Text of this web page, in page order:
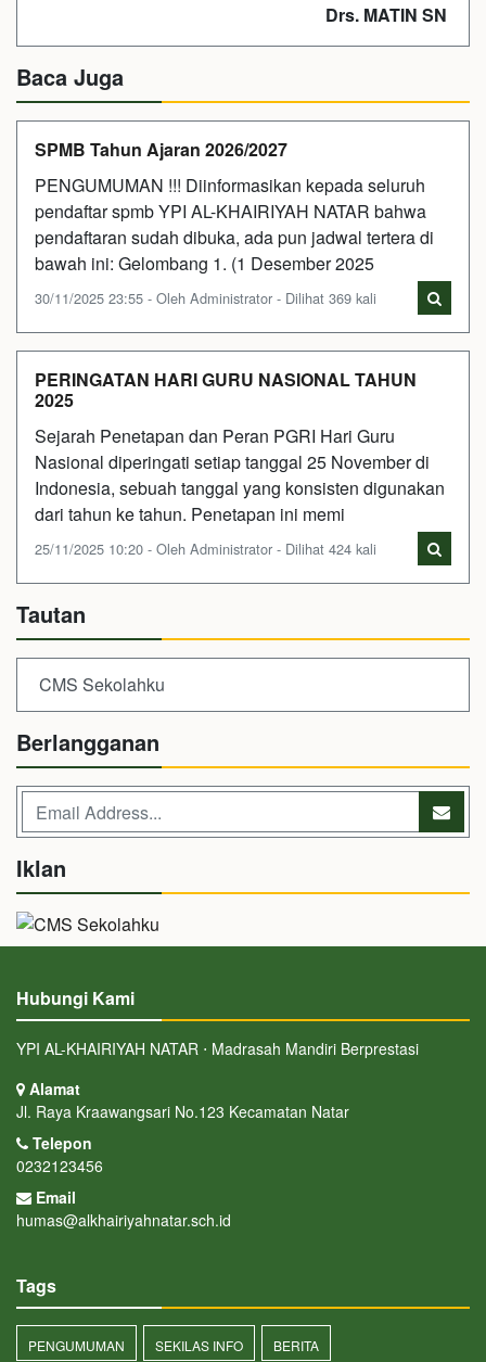
Drs. MATIN SN
Baca Juga
SPMB Tahun Ajaran 2026/2027
PENGUMUMAN !!! Diinformasikan kepada seluruh
pendaftar spmb YPI AL-KHAIRIYAH NATAR bahwa
pendaftaran sudah dibuka, ada pun jadwal tertera di
bawah ini: Gelombang 1. (1 Desember 2025
30/11/2025 23:55 - Oleh Administrator - Dilihat 369 kali
PERINGATAN HARI GURU NASIONAL TAHUN
2025
Sejarah Penetapan dan Peran PGRI Hari Guru
Nasional diperingati setiap tanggal 25 November di
Indonesia, sebuah tanggal yang konsisten digunakan
dari tahun ke tahun. Penetapan ini memi
25/11/2025 10:20 - Oleh Administrator - Dilihat 424 kali
Tautan
CMS Sekolahku
Berlangganan
Iklan
Hubungi Kami
YPI AL-KHAIRIYAH NATAR ⋅ Madrasah Mandiri Berprestasi
Alamat
Jl. Raya Kraawangsari No.123 Kecamatan Natar
Telepon
0232123456
Email
humas@alkhairiyahnatar.sch.id
Tags
PENGUMUMAN SEKILAS INFO BERITA